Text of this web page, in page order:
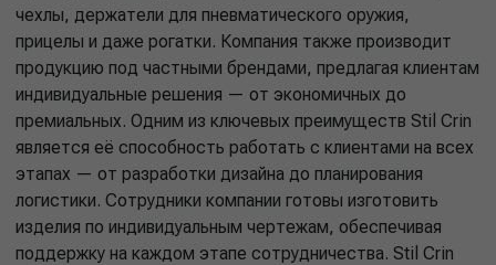
чехлы, держатели для пневматического оружия,
прицелы и даже рогатки. Компания также производит
продукцию под частными брендами, предлагая клиентам
индивидуальные решения — от экономичных до
премиальных. Одним из ключевых преимуществ Stil Crin
является её способность работать с клиентами на всех
этапах — от разработки дизайна до планирования
логистики. Сотрудники компании готовы изготовить
изделия по индивидуальным чертежам, обеспечивая
поддержку на каждом этапе сотрудничества. Stil Crin